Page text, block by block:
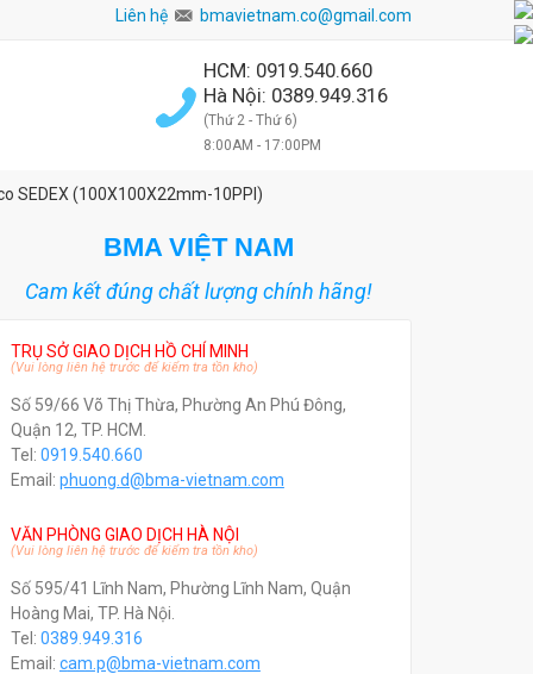
Liên hệ bmavietnam.co@gmail.com
HCM: 0919.540.660
Hà Nội: 0389.949.316
(Thứ 2 - Thứ 6)
8:00AM - 17:00PM
SEDEX (100X100X22mm-10PPI)
BMA VIỆT NAM
Cam kết đúng chất lượng chính hãng!
TRỤ SỞ GIAO DỊCH HỒ CHÍ MINH
(Vui lòng liên hệ trước để kiểm tra tồn kho)
Số 59/66 Võ Thị Thừa, Phường An Phú Đông,
Quận 12, TP. HCM.
Tel: 0919.540.660
Email: phuong.d@bma-vietnam.com
VĂN PHÒNG GIAO DỊCH HÀ NỘI
(Vui lòng liên hệ trước để kiểm tra tồn kho)
Số 595/41 Lĩnh Nam, Phường Lĩnh Nam, Quận
Hoàng Mai, TP. Hà Nội.
Tel: 0389.949.316
Email: cam.p@bma-vietnam.com